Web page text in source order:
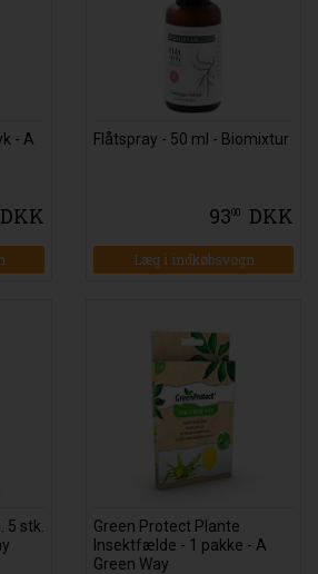
- A
DKK
Flåtspray - 50 ml - Biomixtur
9300 DKK
stk.
Green Protect Plante
Insektfælde - 1 pakke - A
Green Way